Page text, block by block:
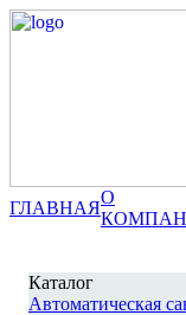
ГЛАВНАЯ
О
Каталог
Автоматическая